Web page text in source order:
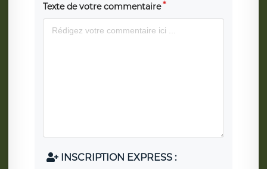
Texte de votre commentaire
INSCRIPTION EXPRESS :